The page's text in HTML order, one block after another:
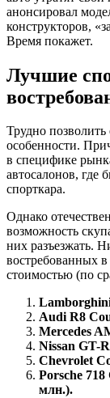
анонсировал
конструкторов,
Время покажет.
Лучшие
Трудно
особенности.
в специфике
автосалонов, где
спорткара.
Однако
возможность
них разъезжать.
востребованных
стоимостью (по
Audi R8
Mercedes
Nissan GT-
Chevrolet
Porsche
млн.).